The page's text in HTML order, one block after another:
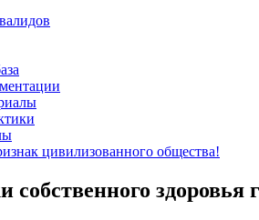
цивилизованного общества!
собственного здоровья